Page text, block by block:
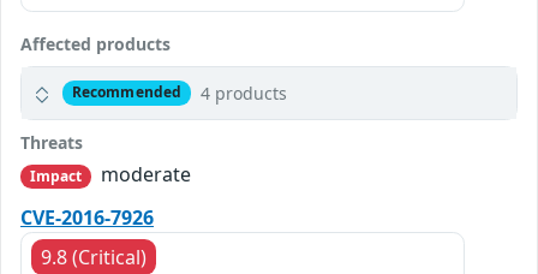
Affected products
Recommended 4 products
Threats
Impact
moderate
CVE-2016-7926
9.8 (Critical)